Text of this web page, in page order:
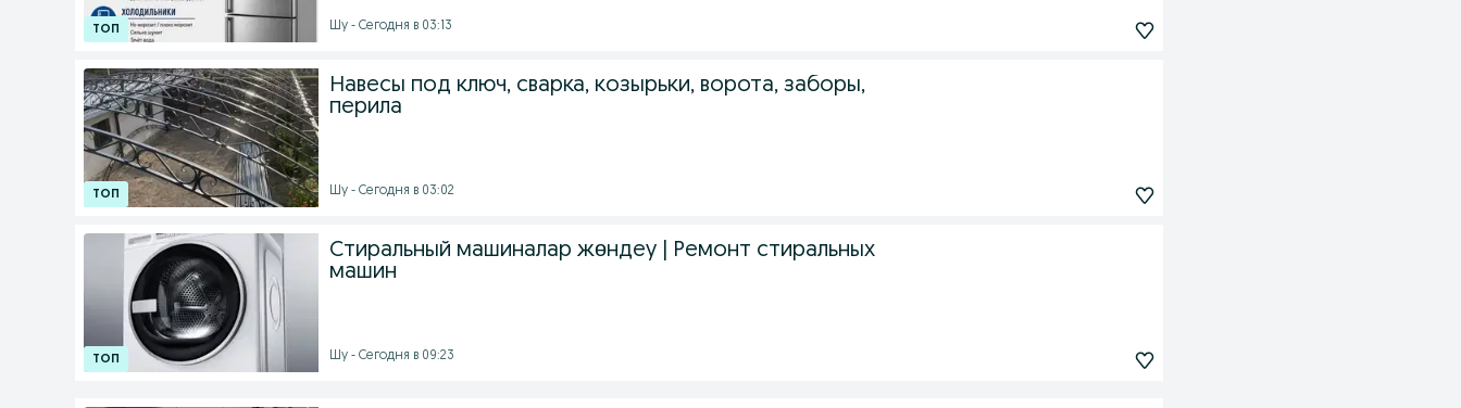
Шу - Сегодня в 03:13
Навесы под ключ, сварка, козырьки, ворота, заборы,
перила
Шу - Сегодня в 03:02
Стиральный машиналар жөндеу | Ремонт стиральных
машин
Шу - Сегодня в 09:23